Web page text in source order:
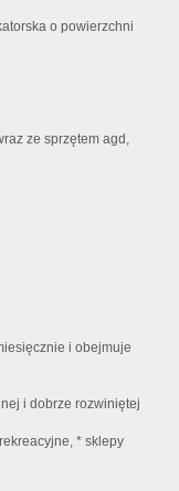
o powierzchni
ze sprzętem agd,
i obejmuje
i dobrze rozwiniętej
* sklepy